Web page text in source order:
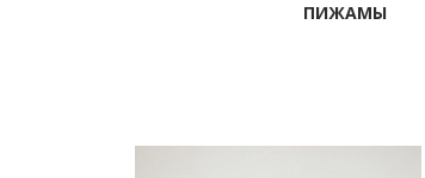
ПИЖАМЫ